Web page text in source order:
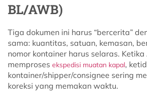
BL/AWB)
Tiga dokumen ini harus “bercerita”
sama: kuantitas, satuan, kemasan,
nomor kontainer harus selaras. Ketika
memproses ekspedisi muatan kapal,
kontainer/shipper/consignee sering
koreksi yang memakan waktu.